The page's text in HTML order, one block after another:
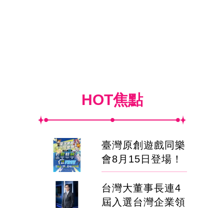
HOT焦點
臺灣原創遊戲同樂
會8月15日登場！
台灣大董事長連4
屆入選台灣企業領